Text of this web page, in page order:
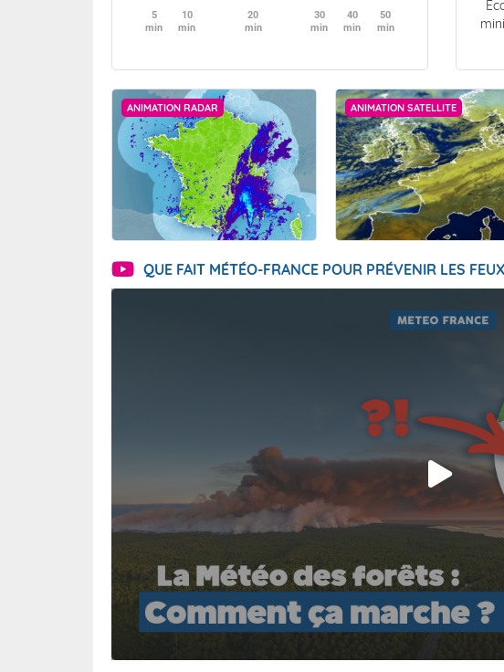
5
min
10
min
20
min
30
min
40
min
50
min
ANIMATION RADAR ANIMATION SATELLITE
QUE FAIT MÉTÉO-FRANCE POUR PRÉVENIR LES